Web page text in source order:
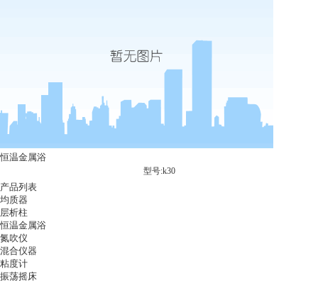
恒温金属浴
型号:k30
产品列表
均质器
层析柱
恒温金属浴
氮吹仪
混合仪器
粘度计
振荡摇床